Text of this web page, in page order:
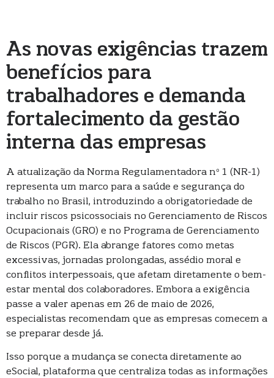
As novas exigências trazem
benefícios para
trabalhadores e demanda
fortalecimento da gestão
interna das empresas
A atualização da Norma Regulamentadora nº 1 (NR-1)
representa um marco para a saúde e segurança do
trabalho no Brasil, introduzindo a obrigatoriedade de
incluir riscos psicossociais no Gerenciamento de Riscos
Ocupacionais (GRO) e no Programa de Gerenciamento
de Riscos (PGR). Ela abrange fatores como metas
excessivas, jornadas prolongadas, assédio moral e
conflitos interpessoais, que afetam diretamente o bem-
estar mental dos colaboradores. Embora a exigência
passe a valer apenas em 26 de maio de 2026,
especialistas recomendam que as empresas comecem a
se preparar desde já.
Isso porque a mudança se conecta diretamente ao
eSocial, plataforma que centraliza todas as informações